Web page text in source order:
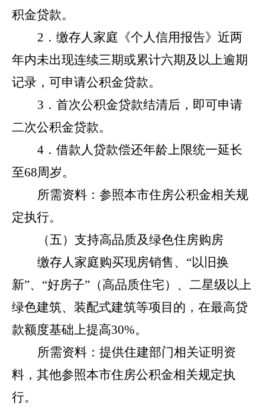
积金贷款。
2．缴存人家庭《个人信用报告》近两
年内未出现连续三期或累计六期及以上逾期
记录，可申请公积金贷款。
3．首次公积金贷款结清后，即可申请
二次公积金贷款。
4．借款人贷款偿还年龄上限统一延长
至68周岁。
所需资料：参照本市住房公积金相关规
定执行。
（五）支持高品质及绿色住房购房
缴存人家庭购买现房销售、 “以旧换
新”、“好房子”（高品质住宅）、二星级以上
绿色建筑、装配式建筑等项目的，在最高贷
款额度基础上提高30%。
所需资料：提供住建部门相关证明资
料，其他参照本市住房公积金相关规定执
行。